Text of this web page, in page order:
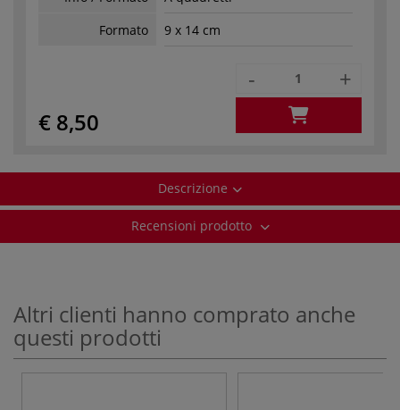
Formato
9 x 14 cm
€ 8,50
- +
Descrizione
Recensioni prodotto
Altri clienti hanno comprato anche
questi prodotti